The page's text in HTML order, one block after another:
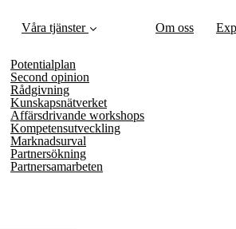
Våra tjänster
Potentialplan
Second opinion
Rådgivning
Kunskapsnätverket
Affärsdrivande workshops
Kompetensutveckling
Marknadsurval
Partnersökning
Partnersamarbeten
Om oss